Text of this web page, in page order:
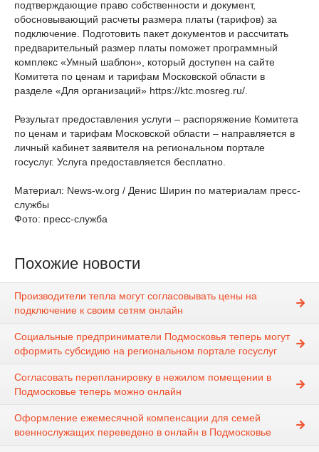
подтверждающие право собственности и документ,
обосновывающий расчеты размера платы (тарифов) за
подключение. Подготовить пакет документов и рассчитать
предварительный размер платы поможет программный
комплекс «Умный шаблон», который доступен на сайте
Комитета по ценам и тарифам Московской области в
разделе «Для организаций» https://ktc.mosreg.ru/.
Результат предоставления услуги – распоряжение Комитета
по ценам и тарифам Московской области – направляется в
личный кабинет заявителя на региональном портале
госуслуг. Услуга предоставляется бесплатно.
Материал: News-w.org / Денис Ширин по материалам пресс-
службы
Фото: пресс-служба
Похожие новости
Производители тепла могут согласовывать цены на
подключение к своим сетям онлайн
Социальные предприниматели Подмосковья теперь могут
оформить субсидию на региональном портале госуслуг
Согласовать перепланировку в нежилом помещении в
Подмосковье теперь можно онлайн
Оформление ежемесячной компенсации для семей
военнослужащих переведено в онлайн в Подмосковье